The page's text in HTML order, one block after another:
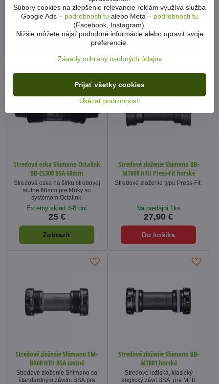
kľuky.
Externy sklad 4-8 dní Na predajni 1ks
Stredová oska Shimano Octalink
BB-ES300 BSA 68mm
Stredová oska na šírku stredovej
mufne 68mm pre kľuky so
systémom Octalink.
Externy sklad 4-8 dní
25 €
Zobraziť
Stredové zloženie Shimano BB-
MT800 HTII Press-Fit horské
Stredové zloženie typu Press-Fit.
Na predajni 1ks
27,90 €
Do košíka
Stredové zloženie Shimano SM-
BR60 HTII BSA cestné
Stredové zloženie Shimano so
štandardným závitm BSA pre
Stredové zloženie Shimano BB-
MT801 horské
Stredové ložiská, klasický
anglický závit BSA, pre MTB
Súbory cookies na zlepšenie relevancie reklám využíva služba
Google Ads – podrobnosti tu alebo Meta – podrobnosti tu
(Facebook, Instagram).
Nižšie môžete nájsť podrobné informácie alebo upraviť svoje
preferencie.
Zásady ochrany osobných údajov
Ukázať podrobnosti
Prijať všetky cookies